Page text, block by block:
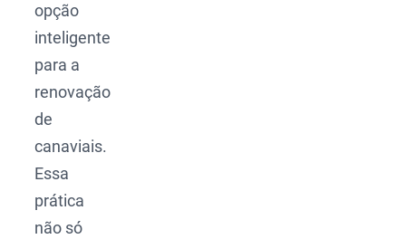
opção
inteligente
para a
renovação
de
canaviais.
Essa
prática
não só